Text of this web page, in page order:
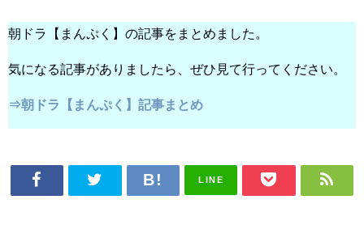
朝ドラ【まんぷく】の記事をまとめました。
気になる記事がありましたら、ぜひ見て行ってください。
⇒朝ドラ【まんぷく】記事まとめ
LINE